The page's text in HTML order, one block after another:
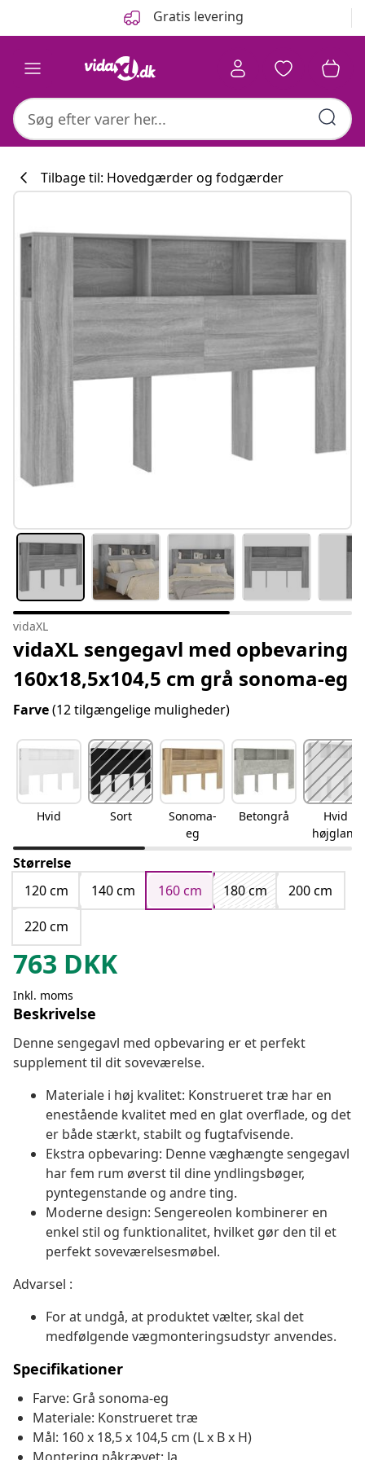
Gratis levering
#sharemevidaxl
Tilbage til: Hovedgærder og fodgærder
vidaXL
vidaXL sengegavl med opbevaring
160x18,5x104,5 cm grå sonoma-eg
Farve(12 tilgængelige muligheder)
Hvid Sort
Sonoma-
eg
Betongrå
Hvid
højglans
Størrelse
120 cm
140 cm 160 cm 180 cm
200 cm
220 cm
763 DKK
Inkl. moms
Beskrivelse
Denne sengegavl med opbevaring er et perfekt
supplement til dit soveværelse.
Materiale i høj kvalitet: Konstrueret træ har en
enestående kvalitet med en glat overflade, og det
er både stærkt, stabilt og fugtafvisende.
Ekstra opbevaring: Denne væghængte sengegavl
har fem rum øverst til dine yndlingsbøger,
pyntegenstande og andre ting.
Moderne design: Sengereolen kombinerer en
enkel stil og funktionalitet, hvilket gør den til et
perfekt soveværelsesmøbel.
Advarsel :
For at undgå, at produktet vælter, skal det
medfølgende vægmonteringsudstyr anvendes.
Specifikationer
Farve: Grå sonoma-eg
Materiale: Konstrueret træ
Mål: 160 x 18,5 x 104,5 cm (L x B x H)